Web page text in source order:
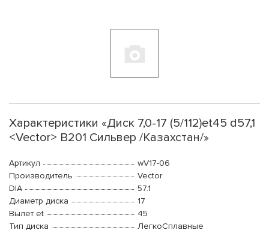
Характеристики «Диск 7,0-17 (5/112)et45 d57,1
<Vector> В201 Сильвер /Казахстан/»
Артикул
wV17-06
Производитель
Vector
DIA
57.1
Диаметр диска
17
Вылет et
45
Тип диска
ЛегкоСплавные